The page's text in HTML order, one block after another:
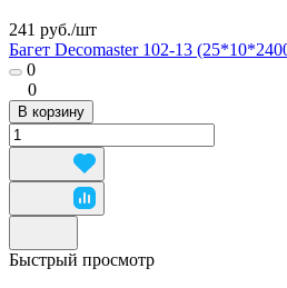
241 руб./шт
Багет Decomaster 102-13
0
0
В корзину
Быстрый просмотр